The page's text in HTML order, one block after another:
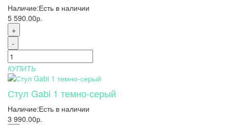
Наличие:Есть в наличии
5 590.00р.
+
-
КУПИТЬ
Стул Gabi 1 темно-серый
Наличие:Есть в наличии
3 990.00р.